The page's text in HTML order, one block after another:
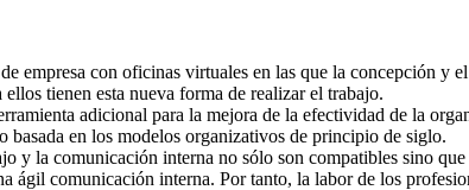
empresa con oficinas virtuales en las que la concepción y
tienen esta nueva forma de realizar el trabajo.
adicional para la mejora de la efectividad de la
en los modelos organizativos de principio de siglo.
y la comunicación interna no sólo son compatibles sino
ágil comunicación interna. Por tanto, la labor de los